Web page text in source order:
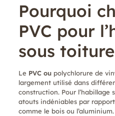
Pourquoi
PVC pour
sous
Le PVC oupolychlorure de
largement utilisé dans
construction. Pour l’habillage
atouts indéniables par
comme le bois ou